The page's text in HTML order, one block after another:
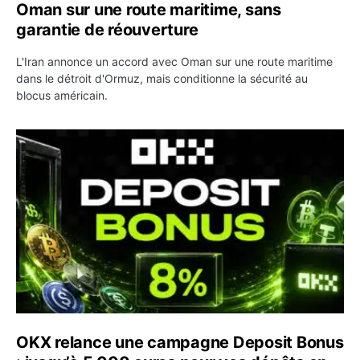
Oman sur une route maritime, sans
garantie de réouverture
L'Iran annonce un accord avec Oman sur une route maritime
dans le détroit d'Ormuz, mais conditionne la sécurité au
blocus américain.
OKX relance une campagne Deposit Bonus : jusqu’à 5
OKX relance une campagne Deposit Bonus